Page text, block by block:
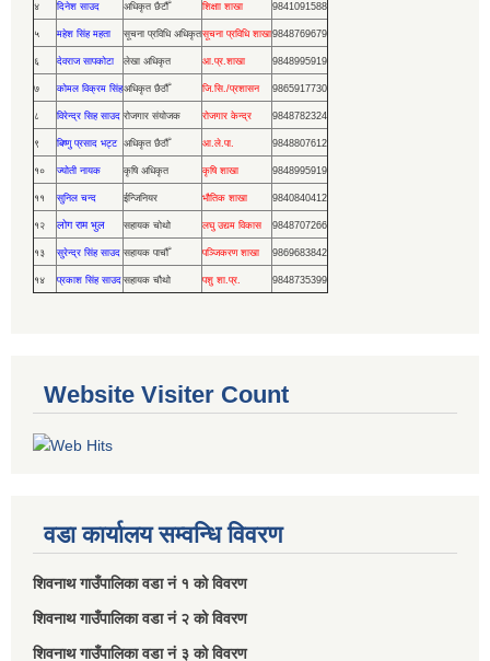
४ दिनेश साउद अधिकृत छैटौँ शिक्षाा शाखा 9841091588
५ महेश सिंह महता सूचना प्रविधि अधिकृतसूचना प्रविधि शाखा9848769679
६ देवराज सापकोटा लेखा अधिकृत आ.प्र.शाखा 9848995919
७ कोमल विक्रम सिंहअधिकृत छैठौँ जि.सि./प्रशासन 9865917730
८ विरेन्द्र सिह साउद रोजगार संयोजक रोजगार केन्द्र 9848782324
९ बिष्णु प्रसाद भट्ट अधिकृत छैठौँ आ.ले.पा. 9848807612
१० ज्योती नायक कृषि अधिकृत कृषि शाखा 9848995919
११ सुनिल चन्द ईन्जिनियर भौतिक शाखा 9840840412
१२ लोग राम भुल सहायक चोथो लघु उद्यम विकास 9848707266
१३ सुरेन्द्र सिंह साउद सहायक पाचौँ पञ्जिकरण शाखा 9869683842
१४ प्रकाश सिंह साउद सहायक चौथो पशु शा.प्र. 9848735399
Website Visiter Count
वडा कार्यालय सम्वन्धि विवरण
शिवनाथ गाउँपालिका वडा नं‌ १ को विवरण
शिवनाथ गाउँपालिका वडा नं‌ २ को विवरण
शिवनाथ गाउँपालिका वडा नं‌ ३ को विवरण